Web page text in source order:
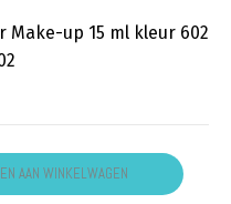
Make-up 15 ml kleur 602
602 aantal
AAN WINKELWAGEN